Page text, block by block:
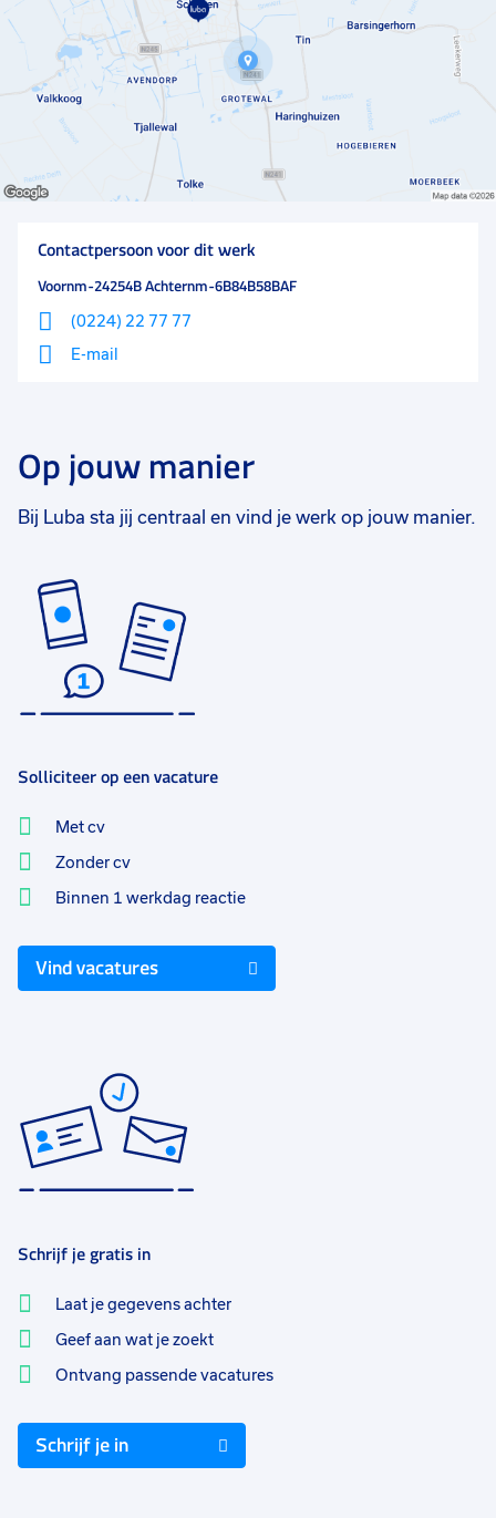
Contactpersoon voor dit werk
Voornm-24254B Achternm-6B84B58BAF
(0224) 22 77 77
E-mail
Op jouw manier
Bij Luba sta jij centraal en vind je werk op jouw manier.
Solliciteer op een vacature
Met cv
Zonder cv
Binnen 1 werkdag reactie
Vind vacatures
Schrijf je gratis in
Laat je gegevens achter
Geef aan wat je zoekt
Ontvang passende vacatures
Schrijf je in